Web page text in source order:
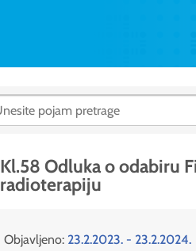
Kl.58 Odluka o odabiru
radioterapiju
Objavljeno: 23.2.2023. - 23.2.2024.